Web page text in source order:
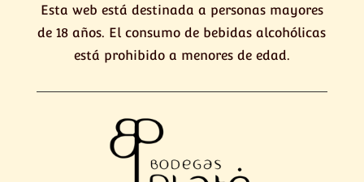
Esta web está destinada a personas mayores
de 18 años. El consumo de bebidas alcohólicas
está prohibido a menores de edad.